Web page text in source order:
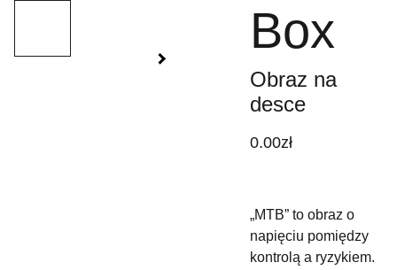
Box
Obraz na
desce
0.00zł
„MTB” to obraz o
napięciu pomiędzy
kontrolą a ryzykiem.